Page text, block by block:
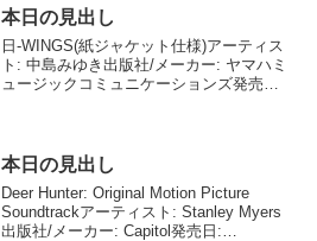
本日の見出し
日-WINGS(紙ジャケット仕様)アーティス
ト: 中島みゆき出版社/メーカー: ヤマハミ
ュージックコミュニケーションズ発売日:
本日の見出し
Deer Hunter: Original Motion Picture
Soundtrackアーティスト: Stanley Myers
出版社/メーカー: Capitol発売日: